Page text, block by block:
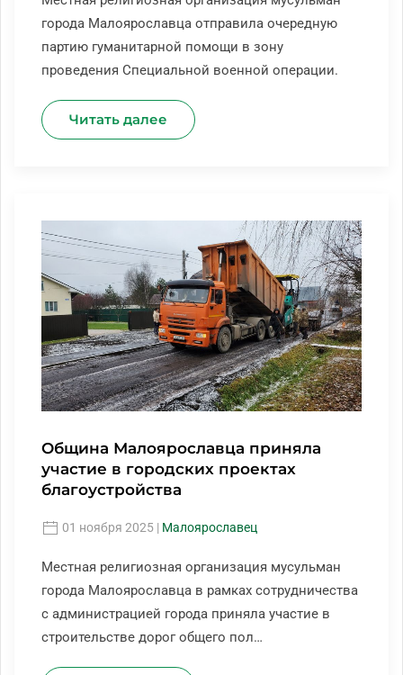
города Малоярославца отправила очередную
партию гуманитарной помощи в зону
проведения Специальной военной операции.
Читать далее
Община Малоярославца приняла
участие в городских проектах
благоустройства
01 ноября 2025 | Малоярославец
Местная религиозная организация мусульман
города Малоярославца в рамках сотрудничества
с администрацией города приняла участие в
строительстве дорог общего пол…